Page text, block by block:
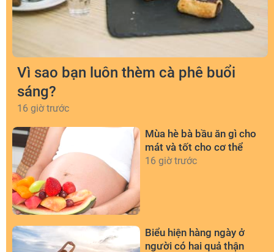
Vì sao bạn luôn thèm cà phê buổi
sáng?
16 giờ trước
Mùa hè bà bầu ăn gì cho
mát và tốt cho cơ thể
16 giờ trước
Biểu hiện hàng ngày ở
người có hai quả thận